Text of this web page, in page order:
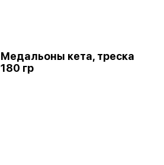
Медальоны кета, треска
180 гр